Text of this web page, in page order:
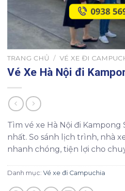
TRANG CHỦ / VÉ XE ĐI
Vé Xe Hà Nội đi
Tìm vé xe Hà Nội đi
nhất. So sánh lịch trình, nhà
nhanh chóng, tiện lợi cho
Danh mục: Vé xe đi Campuchia